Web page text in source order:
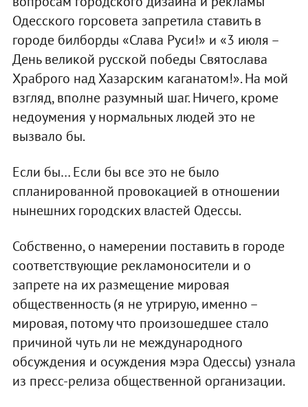
Одесского горсовета запретила ставить в
городе билборды «Слава Руси!» и «3 июля –
День великой русской победы Святослава
Храброго над Хазарским каганатом!». На мой
взгляд, вполне разумный шаг. Ничего, кроме
недоумения у нормальных людей это не
вызвало бы.
Если бы… Если бы все это не было
спланированной провокацией в отношении
нынешних городских властей Одессы.
Собственно, о намерении поставить в городе
соответствующие рекламоносители и о
запрете на их размещение мировая
общественность (я не утрирую, именно –
мировая, потому что произошедшее стало
причиной чуть ли не международного
обсуждения и осуждения мэра Одессы) узнала
из пресс-релиза общественной организации.